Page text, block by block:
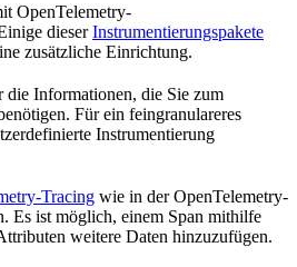
OpenTelemetry-
dieserInstrumentierungspakete
zusätzliche Einrichtung.
die Informationen, die Sie zum
Für ein feingranulareres
Instrumentierung
Tracing wie in der OpenTelemetry-
Es ist möglich, einem Span mithilfe
weitere Daten hinzuzufügen.